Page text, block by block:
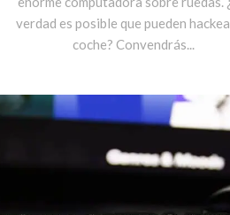
verdad es posible que pueden
coche? Convendrás...